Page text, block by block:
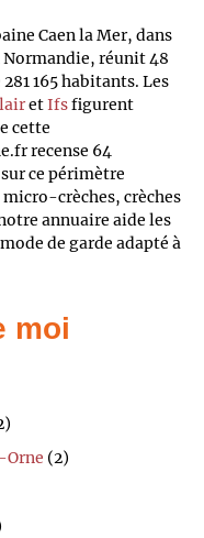
Caen la Mer, dans
Normandie, réunit 48
165 habitants. Les
etIfsfigurent
cette
recense 64
ce périmètre
crèches, crèches
annuaire aide les
de garde adapté à
moi
Orne (2)